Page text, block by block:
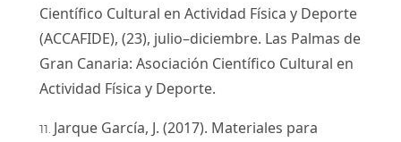
Científico Cultural en Actividad Física y Deporte
(ACCAFIDE), (23), julio–diciembre. Las Palmas de
Gran Canaria: Asociación Científico Cultural en
Actividad Física y Deporte.
Jarque García, J. (2017). Materiales para